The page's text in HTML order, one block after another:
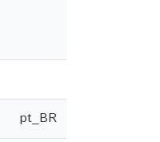
pt_BR